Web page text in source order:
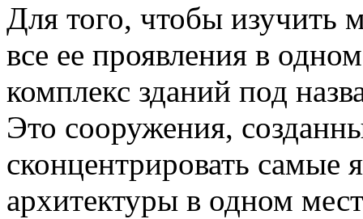
Для того, чтобы изучить
все ее проявления в
комплекс зданий под
Это сооружения,
сконцентрировать самые
архитектуры в одном